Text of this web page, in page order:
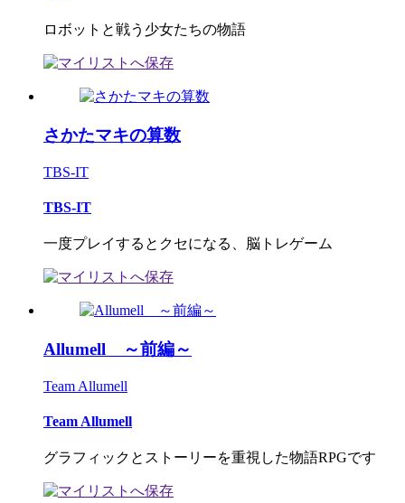
ロボットと戦う少女たちの物語
さかたマキの算数
TBS-IT
TBS-IT
一度プレイするとクセになる、脳トレゲーム
Allumell ～前編～
Team Allumell
Team Allumell
グラフィックとストーリーを重視した物語RPGです